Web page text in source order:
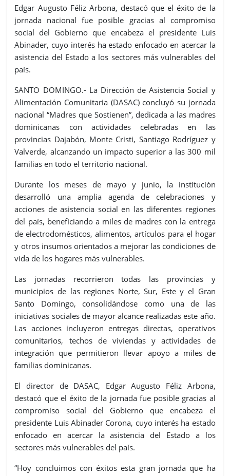
Edgar Augusto Féliz Arbona, destacó que el éxito de la
jornada nacional fue posible gracias al compromiso
social del Gobierno que encabeza el presidente Luis
Abinader, cuyo interés ha estado enfocado en acercar la
asistencia del Estado a los sectores más vulnerables del
país.
SANTO DOMINGO.- La Dirección de Asistencia Social y
Alimentación Comunitaria (DASAC) concluyó su jornada
nacional “Madres que Sostienen”, dedicada a las madres
dominicanas con actividades celebradas en las
provincias Dajabón, Monte Cristi, Santiago Rodríguez y
Valverde, alcanzando un impacto superior a las 300 mil
familias en todo el territorio nacional.
Durante los meses de mayo y junio, la institución
desarrolló una amplia agenda de celebraciones y
acciones de asistencia social en las diferentes regiones
del país, beneficiando a miles de madres con la entrega
de electrodomésticos, alimentos, artículos para el hogar
y otros insumos orientados a mejorar las condiciones de
vida de los hogares más vulnerables.
Las jornadas recorrieron todas las provincias y
municipios de las regiones Norte, Sur, Este y el Gran
Santo Domingo, consolidándose como una de las
iniciativas sociales de mayor alcance realizadas este año.
Las acciones incluyeron entregas directas, operativos
comunitarios, techos de viviendas y actividades de
integración que permitieron llevar apoyo a miles de
familias dominicanas.
El director de DASAC, Edgar Augusto Féliz Arbona,
destacó que el éxito de la jornada fue posible gracias al
compromiso social del Gobierno que encabeza el
presidente Luis Abinader Corona, cuyo interés ha estado
enfocado en acercar la asistencia del Estado a los
sectores más vulnerables del país.
“Hoy concluimos con éxitos esta gran jornada que ha